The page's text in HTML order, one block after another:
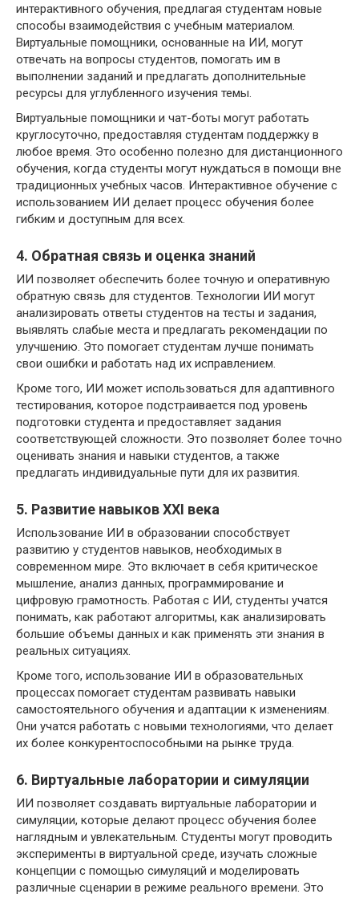
интерактивного обучения, предлагая студентам новые
способы взаимодействия с учебным материалом.
Виртуальные помощники, основанные на ИИ, могут
отвечать на вопросы студентов, помогать им в
выполнении заданий и предлагать дополнительные
ресурсы для углубленного изучения темы.
Виртуальные помощники и чат-боты могут работать
круглосуточно, предоставляя студентам поддержку в
любое время. Это особенно полезно для дистанционного
обучения, когда студенты могут нуждаться в помощи вне
традиционных учебных часов. Интерактивное обучение с
использованием ИИ делает процесс обучения более
гибким и доступным для всех.
4. Обратная связь и оценка знаний
ИИ позволяет обеспечить более точную и оперативную
обратную связь для студентов. Технологии ИИ могут
анализировать ответы студентов на тесты и задания,
выявлять слабые места и предлагать рекомендации по
улучшению. Это помогает студентам лучше понимать
свои ошибки и работать над их исправлением.
Кроме того, ИИ может использоваться для адаптивного
тестирования, которое подстраивается под уровень
подготовки студента и предоставляет задания
соответствующей сложности. Это позволяет более точно
оценивать знания и навыки студентов, а также
предлагать индивидуальные пути для их развития.
5. Развитие навыков XXI века
Использование ИИ в образовании способствует
развитию у студентов навыков, необходимых в
современном мире. Это включает в себя критическое
мышление, анализ данных, программирование и
цифровую грамотность. Работая с ИИ, студенты учатся
понимать, как работают алгоритмы, как анализировать
большие объемы данных и как применять эти знания в
реальных ситуациях.
Кроме того, использование ИИ в образовательных
процессах помогает студентам развивать навыки
самостоятельного обучения и адаптации к изменениям.
Они учатся работать с новыми технологиями, что делает
их более конкурентоспособными на рынке труда.
6. Виртуальные лаборатории и симуляции
ИИ позволяет создавать виртуальные лаборатории и
симуляции, которые делают процесс обучения более
наглядным и увлекательным. Студенты могут проводить
эксперименты в виртуальной среде, изучать сложные
концепции с помощью симуляций и моделировать
различные сценарии в режиме реального времени. Это